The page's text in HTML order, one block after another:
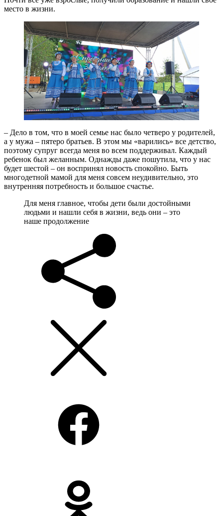
место в жизни.
– Дело в том, что в моей семье нас было четверо у родителей,
а у мужа – пятеро братьев. В этом мы «варились» все детство,
поэтому супруг всегда меня во всем поддерживал. Каждый
ребенок был желанным. Однажды даже пошутила, что у нас
будет шестой – он воспринял новость спокойно. Быть
многодетной мамой для меня совсем неудивительно, это
внутренняя потребность и большое счастье.
Для меня главное, чтобы дети были достойными
людьми и нашли себя в жизни, ведь они – это
наше продолжение